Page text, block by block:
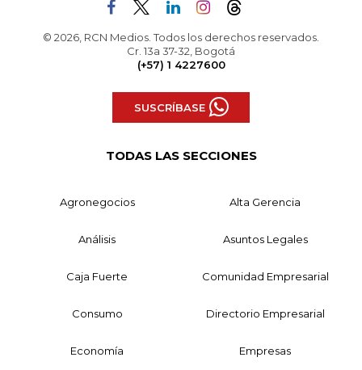
© 2026, RCN Medios. Todos los derechos reservados.
Cr. 13a 37-32, Bogotá
(+57) 1 4227600
SUSCRÍBASE
TODAS LAS SECCIONES
Agronegocios Alta Gerencia
Análisis Asuntos Legales
Caja Fuerte Comunidad Empresarial
Consumo Directorio Empresarial
Economía Empresas